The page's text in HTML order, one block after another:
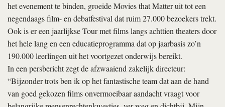
het evenement te binden, groeide Movies that Matter uit tot een
negendaags film- en debatfestival dat ruim 27.000 bezoekers trekt.
Ook is er een jaarlijkse Tour met films langs achttien theaters door
het hele lang en een educatieprogramma dat op jaarbasis zo’n
190.000 leerlingen uit het voortgezet onderwijs bereikt.
In een persbericht zegt de afzwaaiend zakelijk directeur:
“Bijzonder trots ben ik op het fantastische team dat aan de hand
van goed gekozen films onvermoeibaar aandacht vraagt voor